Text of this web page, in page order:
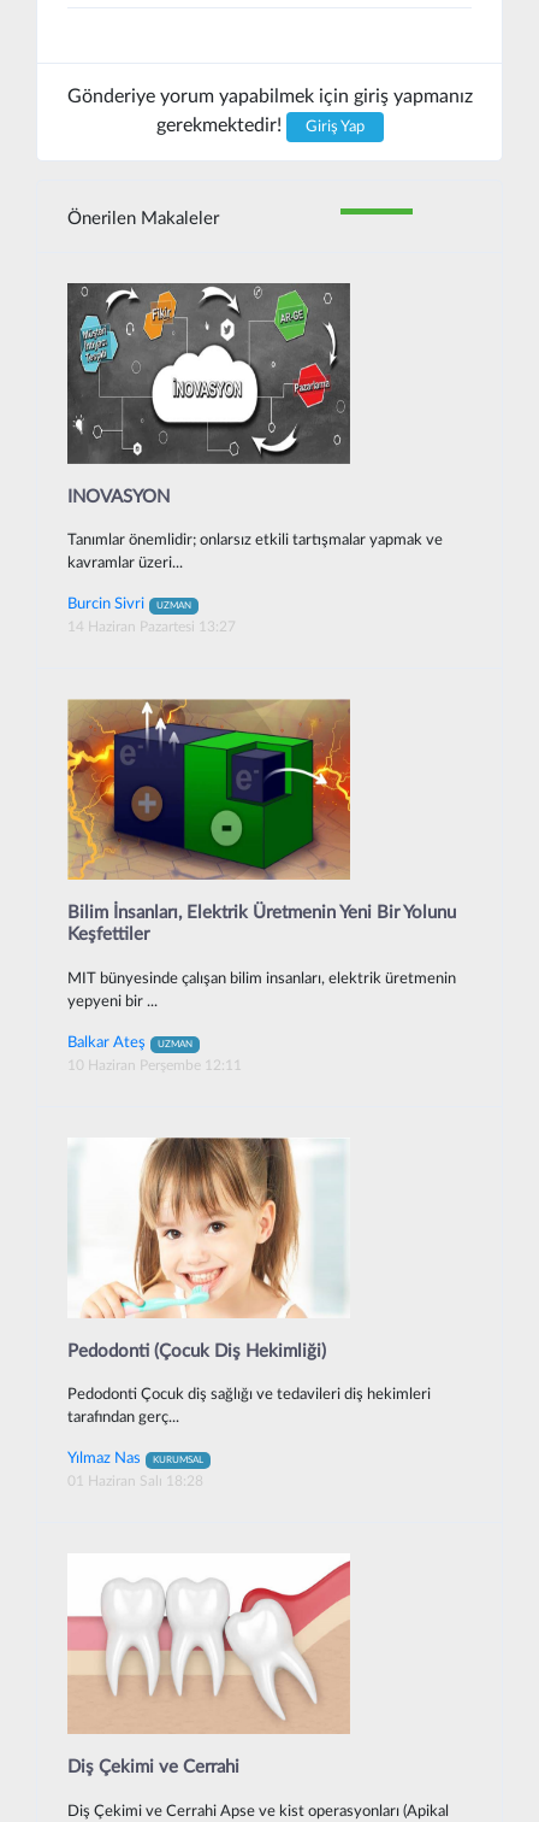
Gönderiye yorum yapabilmek için giriş yapmanız
gerekmektedir!
Giriş Yap
Önerilen Makaleler
INOVASYON
Tanımlar önemlidir; onlarsız etkili tartışmalar yapmak ve
kavramlar üzeri...
Burcin Sivri UZMAN
14 Haziran Pazartesi 13:27
Bilim İnsanları, Elektrik Üretmenin Yeni Bir Yolunu
Keşfettiler
MIT bünyesinde çalışan bilim insanları, elektrik üretmenin
yepyeni bir ...
Balkar Ateş UZMAN
10 Haziran Perşembe 12:11
Pedodonti (Çocuk Diş Hekimliği)
Pedodonti Çocuk diş sağlığı ve tedavileri diş hekimleri
tarafından gerç...
Yılmaz Nas KURUMSAL
01 Haziran Salı 18:28
Diş Çekimi ve Cerrahi
Diş Çekimi ve Cerrahi Apse ve kist operasyonları (Apikal